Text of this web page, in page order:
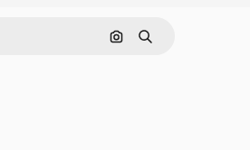
Поиск по изображению
Поиск